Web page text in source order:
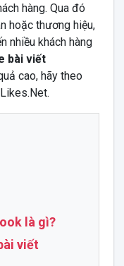
hàng. Qua đó
hoặc thương hiệu,
nhiều khách hàng
bài viết
cao, hãy theo
là gì?
viết